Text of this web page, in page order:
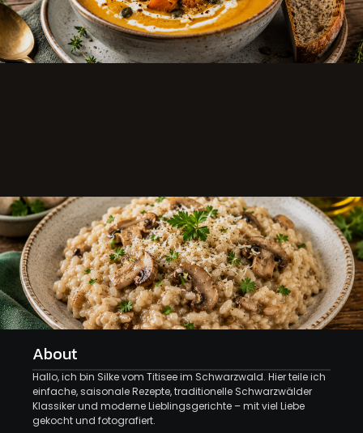
About
Hallo, ich bin Silke vom Titisee im Schwarzwald. Hier teile ich
einfache, saisonale Rezepte, traditionelle Schwarzwälder
Klassiker und moderne Lieblingsgerichte – mit viel Liebe
gekocht und fotografiert.